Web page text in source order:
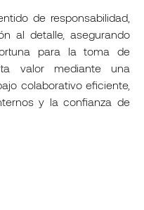
de responsabilidad,
al detalle, asegurando
para la toma de
valor mediante una
colaborativo eficiente,
y la confianza de